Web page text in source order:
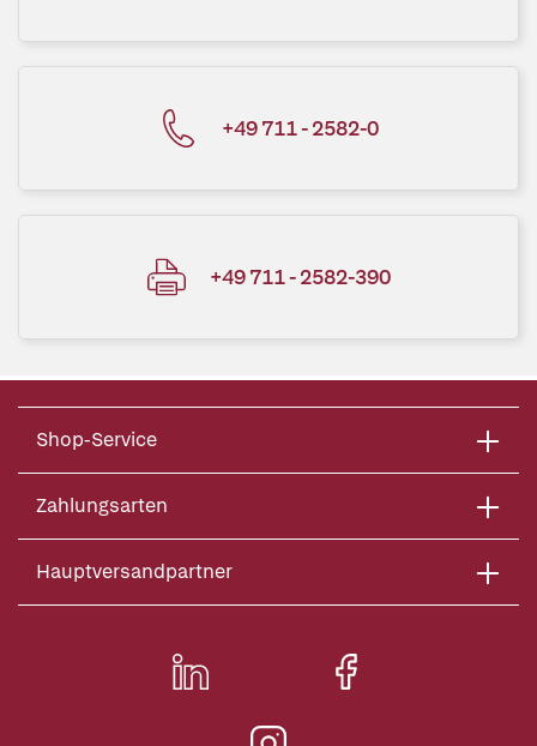
+49 711 - 2582-0
+49 711 - 2582-390
Shop-Service
Zahlungsarten
Hauptversandpartner